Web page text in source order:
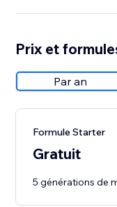
Prix et
Par an
Formule Starter
Gratuit
5 générations de